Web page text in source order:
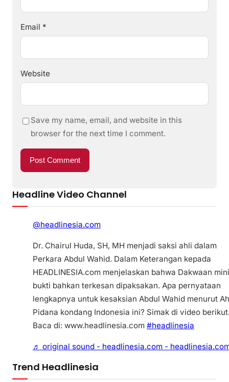
Email *
Website
Save my name, email, and website in this
browser for the next time I comment.
Headline Video Channel
@headlinesia.com
Dr. Chairul Huda, SH, MH menjadi saksi ahli dalam
Perkara Abdul Wahid. Dalam Keterangan kepada
HEADLINESIA.com menjelaskan bahwa Dakwaan
bukti bahkan terkesan dipaksakan. Apa pernyataan
lengkapnya untuk kesaksian Abdul Wahid menurut
Pidana kondang Indonesia ini? Simak di video
Baca di: www.headlinesia.com #headlinesia
♬ original sound - headlinesia.com -
Trend Headlinesia